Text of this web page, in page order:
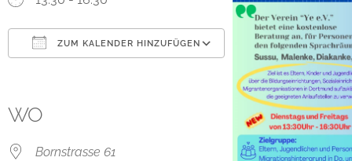
ZUM KALENDER HINZUFÜGEN
Outlook Live
WO
Bornstrasse 61